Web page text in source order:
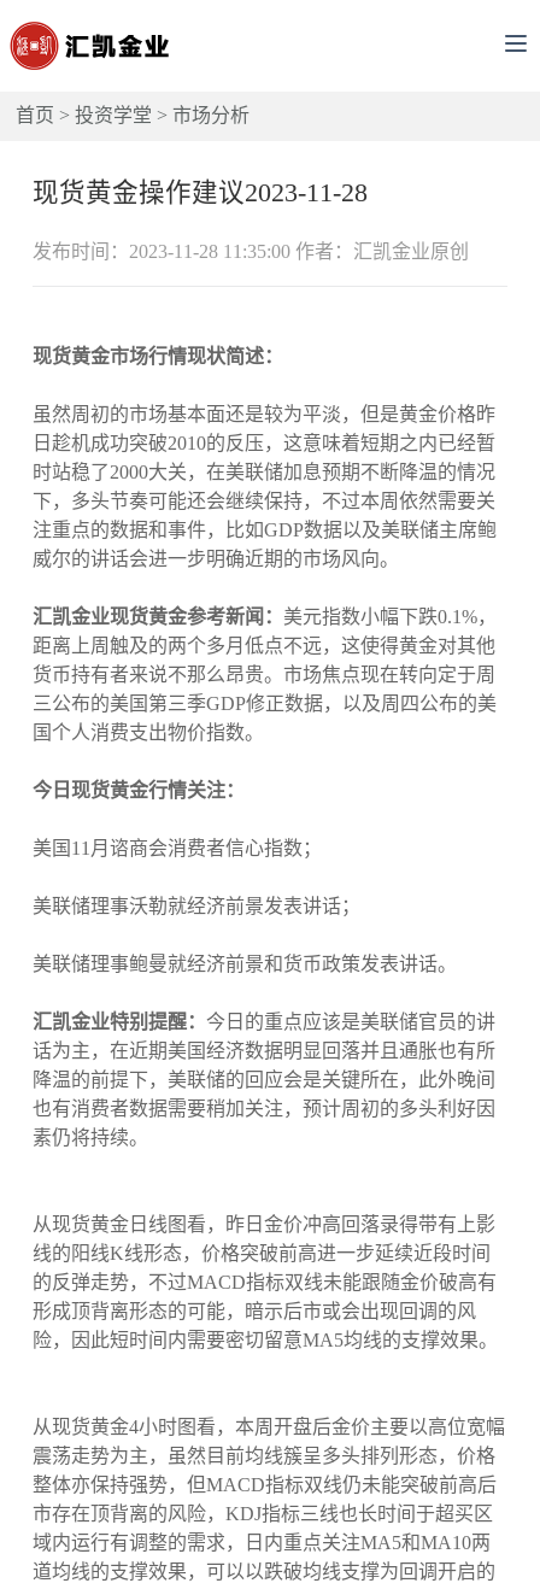
首页 >投资学堂 >市场分析
现货黄金操作建议2023-11-28
发布时间：2023-11-28 11:35:00 作者：汇凯金业原创
现货黄金市场行情现状简述：
虽然周初的市场基本面还是较为平淡，但是黄金价格昨
日趁机成功突破2010的反压，这意味着短期之内已经暂
时站稳了2000大关，在美联储加息预期不断降温的情况
下，多头节奏可能还会继续保持，不过本周依然需要关
注重点的数据和事件，比如GDP数据以及美联储主席鲍
威尔的讲话会进一步明确近期的市场风向。
汇凯金业现货黄金参考新闻： 美元指数小幅下跌0.1%，
距离上周触及的两个多月低点不远，这使得黄金对其他
货币持有者来说不那么昂贵。市场焦点现在转向定于周
三公布的美国第三季GDP修正数据，以及周四公布的美
国个人消费支出物价指数。
今日现货黄金行情关注：
美国11月谘商会消费者信心指数；
美联储理事沃勒就经济前景发表讲话；
美联储理事鲍曼就经济前景和货币政策发表讲话。
汇凯金业特别提醒： 今日的重点应该是美联储官员的讲
话为主，在近期美国经济数据明显回落并且通胀也有所
降温的前提下，美联储的回应会是关键所在，此外晚间
也有消费者数据需要稍加关注，预计周初的多头利好因
素仍将持续。
从现货黄金日线图看，昨日金价冲高回落录得带有上影
线的阳线K线形态，价格突破前高进一步延续近段时间
的反弹走势，不过MACD指标双线未能跟随金价破高有
形成顶背离形态的可能，暗示后市或会出现回调的风
险，因此短时间内需要密切留意MA5均线的支撑效果。
从现货黄金4小时图看，本周开盘后金价主要以高位宽幅
震荡走势为主，虽然目前均线簇呈多头排列形态，价格
整体亦保持强势，但MACD指标双线仍未能突破前高后
市存在顶背离的风险，KDJ指标三线也长时间于超买区
域内运行有调整的需求，日内重点关注MA5和MA10两
道均线的支撑效果，可以以跌破均线支撑为回调开启的